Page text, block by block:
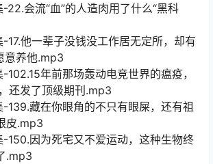
会流“血”的人造肉用了什么“黑科
他一辈子没钱没工作居无定所，却有
意养他.mp3
年前那场轰动电竞世界的瘟疫，
还发了顶级期刊.mp3
藏在你眼角的不只有眼屎，还有祖
皮.mp3
因为死宅又不爱运动，这种生物终
.mp3